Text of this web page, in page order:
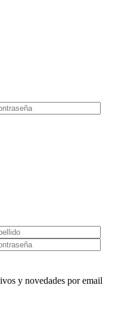
y novedades por email